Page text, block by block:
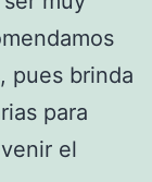
pues brinda
para
el